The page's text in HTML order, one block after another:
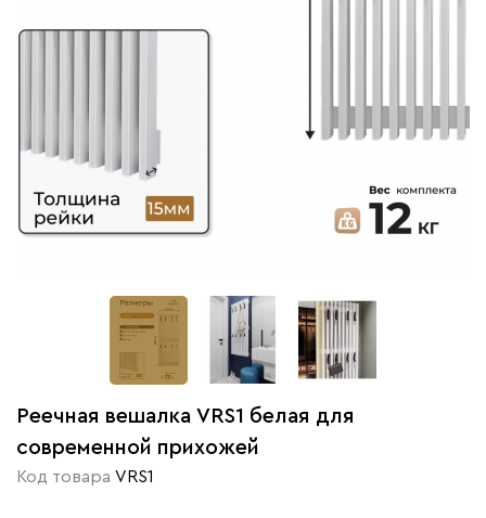
Реечная вешалка VRS1 белая для
современной прихожей
Код товара VRS1